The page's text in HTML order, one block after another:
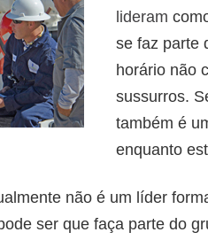
lideram
se faz parte
horário não
sussurros.
também é
enquanto
não é um líder
ser que faça parte do